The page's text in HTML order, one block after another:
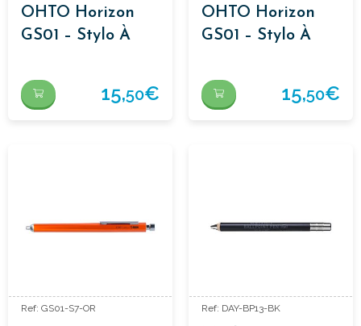
OHTO Horizon
GS01 – Stylo À
15,50€
OHTO Horizon
GS01 – Stylo À
15,50€
Ref: GS01-S7-OR Ref: DAY-BP13-BK